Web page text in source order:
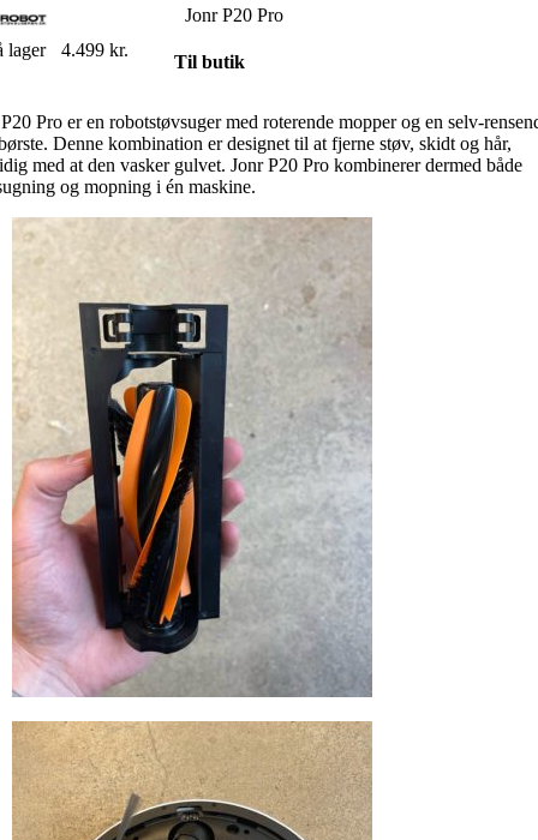
Jonr P20 Pro
lager
4.499 kr.
Til butik
Pro er en robotstøvsuger med roterende mopper og en selv-
. Denne kombination er designet til at fjerne støv, skidt og hår,
med at den vasker gulvet. Jonr P20 Pro kombinerer dermed både
og mopning i én maskine.